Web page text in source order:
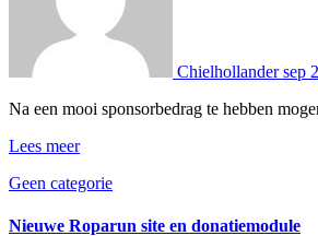
Chielhollandersep
Na een mooi sponsorbedrag te hebben
Lees meer
Geen categorie
Nieuwe Roparun site en donatiemodule